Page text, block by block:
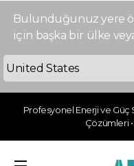
Bulunduğunuz yere
için başka bir ülke
Profesyonel Enerji ve Güç
Çözümleri